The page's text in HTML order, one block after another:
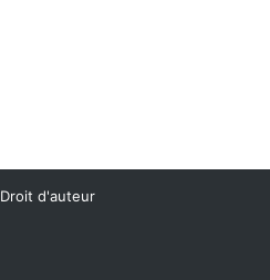
Droit d'auteur